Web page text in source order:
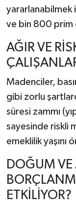
yararlanabilmek
ve bin 800 prim
AĞIR VE
Madenciler,
gibi zorlu
süresi zammı
sayesinde riskli
emeklilik yaşını
DOĞUM VE
ETKİLİYOR?